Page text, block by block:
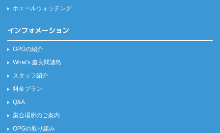
ホエールウォッチング
インフォメーション
OPGの紹介
What's 慶良間諸島
スタッフ紹介
料金プラン
Q&A
集合場所のご案内
OPGの取り組み